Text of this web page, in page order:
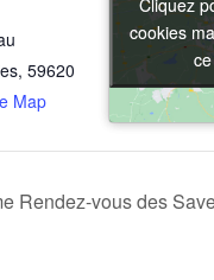
, 59620
Map
cookies
cookies
Rendez-vous des